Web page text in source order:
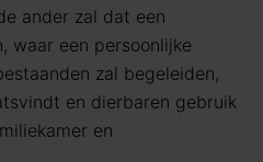
ander zal dat een
waar een persoonlijke
zal begeleiden,
en dierbaren gebruik
en